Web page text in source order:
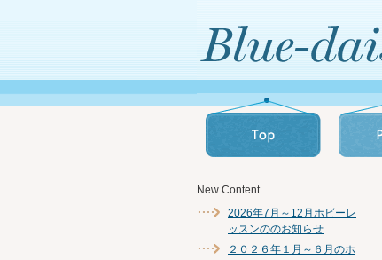
New Content
2026年7月～12月ホビーレ
ッスンののお知らせ
２０２６年１月～６月のホ